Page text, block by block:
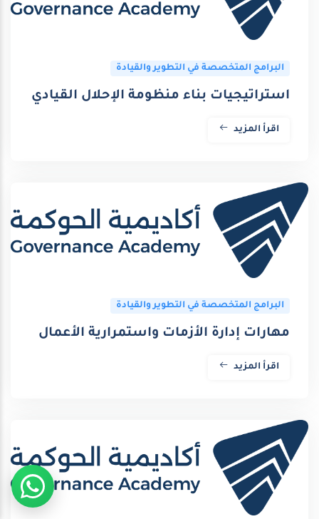
البرامج المتخصصة في التطوير والقيادة
استراتيجيات بناء منظومة الإحلال القيادي
اقرأ المزيد
البرامج المتخصصة في التطوير والقيادة
مهارات إدارة الأزمات واستمرارية الأعمال
اقرأ المزيد